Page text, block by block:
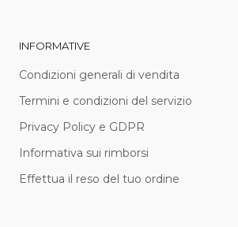
INFORMATIVE
Condizioni generali di vendita
Termini e condizioni del servizio
Privacy Policy e GDPR
Informativa sui rimborsi
Effettua il reso del tuo ordine